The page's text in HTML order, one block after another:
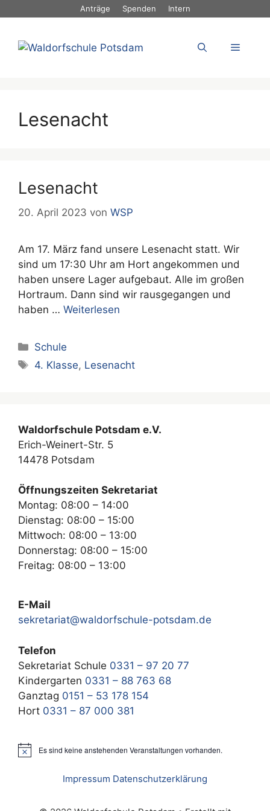
Anträge Spenden Intern
Menü
Lesenacht
Lesenacht
20. April 2023 von WSP
Am 17. März fand unsere Lesenacht statt. Wir
sind um 17:30 Uhr am Hort angekommen und
haben unsere Lager aufgebaut. Alle im großen
Hortraum. Dann sind wir rausgegangen und
haben … Weiterlesen
Kategorien
Schule
Schlagwörter
4. Klasse, Lesenacht
Waldorfschule Potsdam e.V.
Erich-Weinert-Str. 5
14478 Potsdam
Öffnungszeiten Sekretariat
Montag: 08:00 – 14:00
Dienstag: 08:00 – 15:00
Mittwoch: 08:00 – 13:00
Donnerstag: 08:00 – 15:00
Freitag: 08:00 – 13:00
E-Mail
sekretariat@waldorfschule-potsdam.de
Telefon
Sekretariat Schule 0331 – 97 20 77
Kindergarten 0331 – 88 763 68
Ganztag 0151 – 53 178 154
Hort 0331 – 87 000 381
H
Es sind keine anstehenden Veranstaltungen vorhanden.
Impressum Datenschutzerklärung